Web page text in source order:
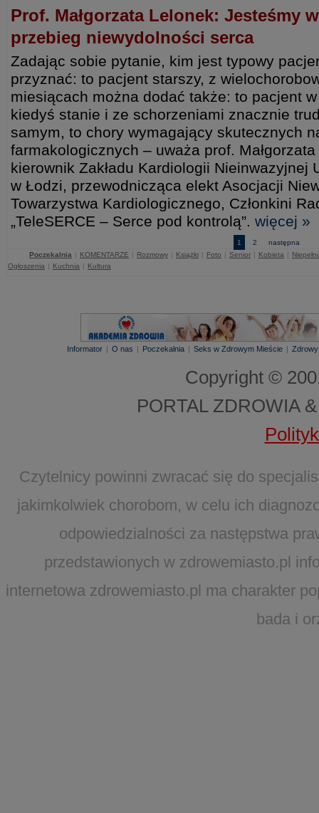
Prof. Małgorzata Lelonek: Jesteśmy
przebieg niewydolności serca
Zadając sobie pytanie, kim jest typowy
przyznać: to pacjent starszy, z
miesiącach można dodać także: to pacjent
kiedyś stanie i ze schorzeniami znacznie
samym, to chory wymagający skutecznych
farmakologicznych – uważa prof.
kierownik Zakładu Kardiologii Nieinwazyjnej
w Łodzi, przewodnicząca elekt Asocjacji
Towarzystwa Kardiologicznego, Członkini
„TeleSERCE – Serce pod kontrolą”. więcej »
1 2
następna
Poczekalnia | KOMENTARZE | Rozmowy | Książki | Foto | Senior | Kobieta |
Ogłoszenia | Kuchnia | Kultura
Informator | O nas | Poczekalnia | Seks w Zdrowym Mieście |
Copyright ©
PORTAL ZDROWIA
Czytelnicy powinni zwracać się do
jakimkolwiek chorobom, w celu ich
odpowiedzialności za następstwa
przedstawionych w zdrowemiasto.pl
internetowa zdrowemiasto.pl ma charakter
bada i